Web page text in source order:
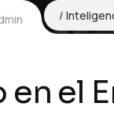
en el